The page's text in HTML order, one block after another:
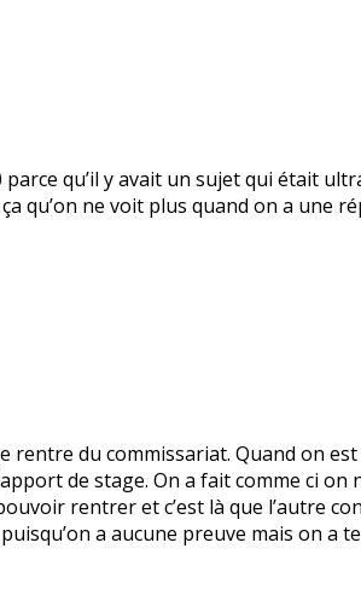
parce qu’il y avait un sujet qui était
qu’on ne voit plus quand on a une
rentre du commissariat. Quand on
de stage. On a fait comme ci on
rentrer et c’est là que l’autre
a aucune preuve mais on a